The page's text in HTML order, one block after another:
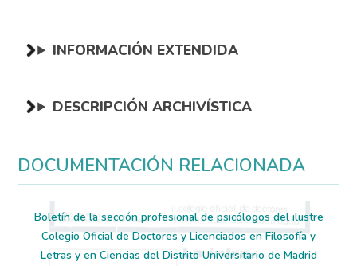
INFORMACIÓN EXTENDIDA
DESCRIPCIÓN ARCHIVÍSTICA
DOCUMENTACIÓN RELACIONADA
Boletín de la sección profesional de psicólogos del ilustre
Colegio Oficial de Doctores y Licenciados en Filosofía y
Letras y en Ciencias del Distrito Universitario de Madrid